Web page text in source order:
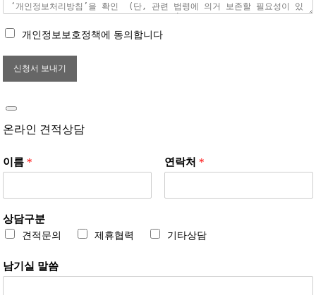
개인정보보호정책에 동의합니다
신청서 보내기
온라인 견적상담
이름 * 연락처 *
상담구분
견적문의 제휴협력 기타상담
남기실 말씀